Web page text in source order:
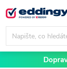
Přejít
na
obsah